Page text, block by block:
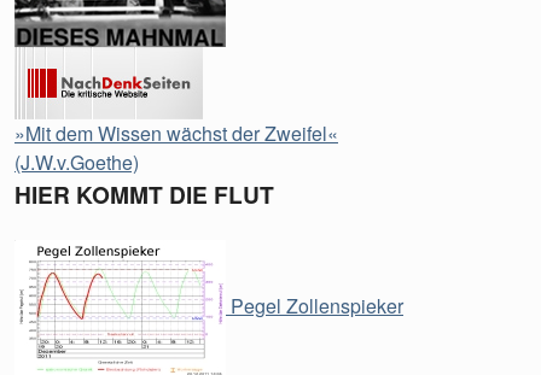
»Mit dem Wissen wächst der Zweifel«
(J.W.v.Goethe)
HIER KOMMT DIE FLUT
Pegel Zollenspieker